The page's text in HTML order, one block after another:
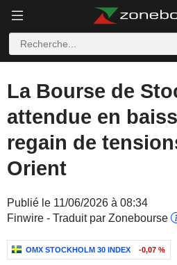
La Bourse de
attendue en
regain de
Orient
Publié le 11/06/2026 à 08:34
Finwire - Traduit par Zonebourse
OMX STOCKHOLM 30 INDEX -0,07 %